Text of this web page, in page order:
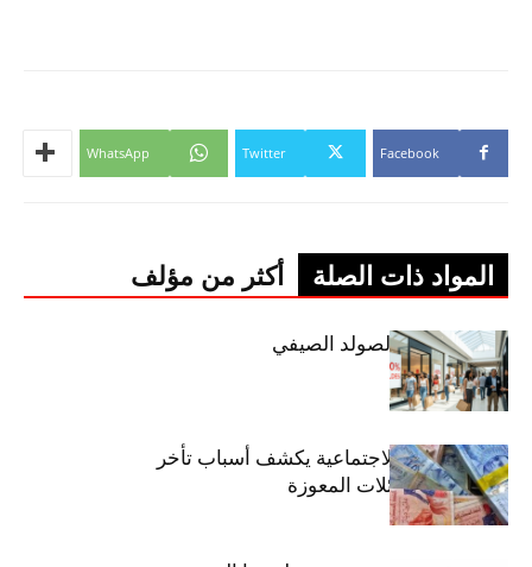
Facebook
Twitter
WhatsApp
المواد ذات الصلة أكثر من مؤلف
اليوم: إنطلاق الصولد الصيفي
وزير الشؤون الاجتماعية يكشف أسباب تأخر
صرف منح العائلات المعوزة